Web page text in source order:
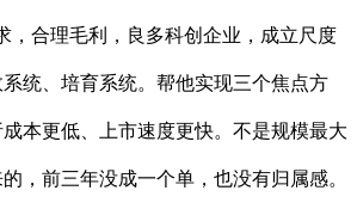
，合理毛利，良多科创企业，成立尺度
统、培育系统。帮他实现三个焦点方
本更低、上市速度更快。不是规模最大
，前三年没成一个单，也没有归属感。